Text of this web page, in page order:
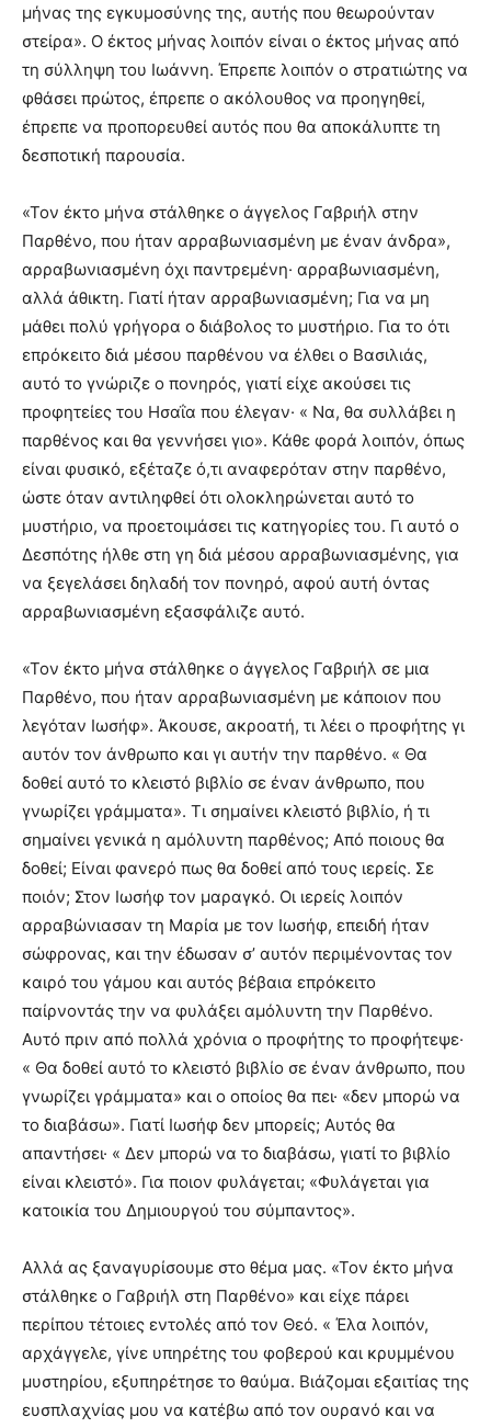
μήνας της εγκυμοσύνης της, αυτής που θεωρούνταν
στείρα». Ο έκτος μήνας λοιπόν είναι ο έκτος μήνας από
τη σύλληψη του Ιωάννη. Έπρεπε λοιπόν ο στρατιώτης να
φθάσει πρώτος, έπρεπε ο ακόλουθος να προηγηθεί,
έπρεπε να προπορευθεί αυτός που θα αποκάλυπτε τη
δεσποτική παρουσία.
«Τον έκτο μήνα στάλθηκε ο άγγελος Γαβριήλ στην
Παρθένο, που ήταν αρραβωνιασμένη με έναν άνδρα»,
αρραβωνιασμένη όχι παντρεμένη· αρραβωνιασμένη,
αλλά άθικτη. Γιατί ήταν αρραβωνιασμένη; Για να μη
μάθει πολύ γρήγορα ο διάβολος το μυστήριο. Για το ότι
επρόκειτο διά μέσου παρθένου να έλθει ο Βασιλιάς,
αυτό το γνώριζε ο πονηρός, γιατί είχε ακούσει τις
προφητείες του Ησαΐα που έλεγαν· « Να, θα συλλάβει η
παρθένος και θα γεννήσει γιο». Κάθε φορά λοιπόν, όπως
είναι φυσικό, εξέταζε ό,τι αναφερόταν στην παρθένο,
ώστε όταν αντιληφθεί ότι ολοκληρώνεται αυτό το
μυστήριο, να προετοιμάσει τις κατηγορίες του. Γι αυτό ο
Δεσπότης ήλθε στη γη διά μέσου αρραβωνιασμένης, για
να ξεγελάσει δηλαδή τον πονηρό, αφού αυτή όντας
αρραβωνιασμένη εξασφάλιζε αυτό.
«Τον έκτο μήνα στάλθηκε ο άγγελος Γαβριήλ σε μια
Παρθένο, που ήταν αρραβωνιασμένη με κάποιον που
λεγόταν Ιωσήφ». Άκουσε, ακροατή, τι λέει ο προφήτης γι
αυτόν τον άνθρωπο και γι αυτήν την παρθένο. « Θα
δοθεί αυτό το κλειστό βιβλίο σε έναν άνθρωπο, που
γνωρίζει γράμματα». Τι σημαίνει κλειστό βιβλίο, ή τι
σημαίνει γενικά η αμόλυντη παρθένος; Από ποιους θα
δοθεί; Είναι φανερό πως θα δοθεί από τους ιερείς. Σε
ποιόν; Στον Ιωσήφ τον μαραγκό. Οι ιερείς λοιπόν
αρραβώνιασαν τη Μαρία με τον Ιωσήφ, επειδή ήταν
σώφρονας, και την έδωσαν σ’ αυτόν περιμένοντας τον
καιρό του γάμου και αυτός βέβαια επρόκειτο
παίρνοντάς την να φυλάξει αμόλυντη την Παρθένο.
Αυτό πριν από πολλά χρόνια ο προφήτης το προφήτεψε·
« Θα δοθεί αυτό το κλειστό βιβλίο σε έναν άνθρωπο, που
γνωρίζει γράμματα» και ο οποίος θα πει· «δεν μπορώ να
το διαβάσω». Γιατί Ιωσήφ δεν μπορείς; Αυτός θα
απαντήσει· « Δεν μπορώ να το διαβάσω, γιατί το βιβλίο
είναι κλειστό». Για ποιον φυλάγεται; «Φυλάγεται για
κατοικία του Δημιουργού του σύμπαντος».
Αλλά ας ξαναγυρίσουμε στο θέμα μας. «Τον έκτο μήνα
στάλθηκε ο Γαβριήλ στη Παρθένο» και είχε πάρει
περίπου τέτοιες εντολές από τον Θεό. « Έλα λοιπόν,
αρχάγγελε, γίνε υπηρέτης του φοβερού και κρυμμένου
μυστηρίου, εξυπηρέτησε το θαύμα. Βιάζομαι εξαιτίας της
ευσπλαχνίας μου να κατέβω από τον ουρανό και να